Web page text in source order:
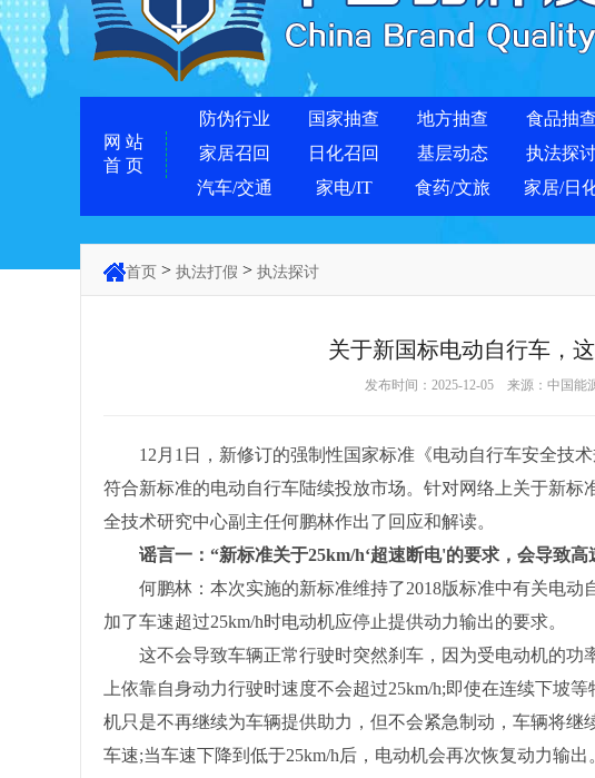
网 站
首 页
防伪行业 国家抽查 地方抽查 食品抽查
家居召回
日化召回 基层动态 执法探
汽车/交通
家电/IT 食药/文旅 家居/日
首页 > 执法打假 > 执法探讨
关于新国标电动自行车，
发布时间：2025-12-05 来源：中国能
12月1日，新修订的强制性国家标准《电动自行车安全技术
符合新标准的电动自行车陆续投放市场。针对网络上关于新
全技术研究中心副主任何鹏林作出了回应和解读。
谣言一：“新标准关于25km/h‘超速断电'的要求，会导致高
何鹏林：本次实施的新标准维持了2018版标准中有关电动
加了车速超过25km/h时电动机应停止提供动力输出的要求。
这不会导致车辆正常行驶时突然刹车，因为受电动机的功
上依靠自身动力行驶时速度不会超过25km/h;即使在连续下坡
机只是不再继续为车辆提供助力，但不会紧急制动，车辆将继
车速;当车速下降到低于25km/h后，电动机会再次恢复动力输出